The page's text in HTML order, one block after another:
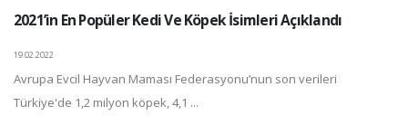
2021’in En Popüler Kedi Ve Köpek İsimleri Açıklandı
19.02.2022
Avrupa Evcil Hayvan Maması Federasyonu’nun son verileri
Türkiye'de 1,2 milyon köpek, 4,1 ...